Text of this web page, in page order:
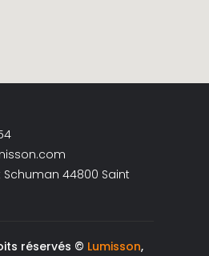
Schuman 44800 Saint
réservés © Lumisson,